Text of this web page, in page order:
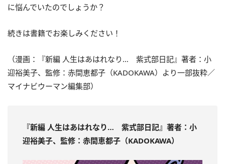
に悩んでいたのでしょうか？
続きは書籍でお楽しみください！
（漫画：『新編 人生はあはれなり… 紫式部日記』著者：小
迎裕美子、監修：赤間恵都子（KADOKAWA） より一部抜粋／
マイナビウーマン編集部）
『新編 人生はあはれなり… 紫式部日記』著者：小
迎裕美子、監修：赤間恵都子（KADOKAWA）